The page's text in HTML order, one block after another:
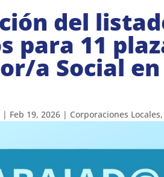
del
para 11
a Social
| Feb 19, 2026| Corporaciones Locales,